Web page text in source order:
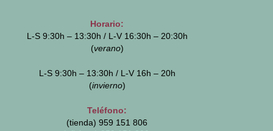
Horario:
L-S 9:30h – 13:30h / L-V 16:30h – 20:30h
(verano)
L-S 9:30h – 13:30h / L-V 16h – 20h
(invierno)
Teléfono:
(tienda) 959 151 806